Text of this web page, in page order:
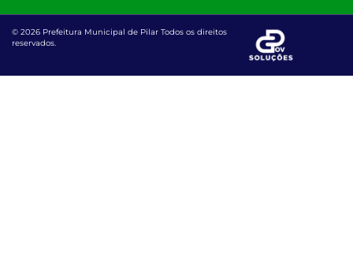
© 2026 Prefeitura Municipal de Pilar Todos os direitos
reservados.